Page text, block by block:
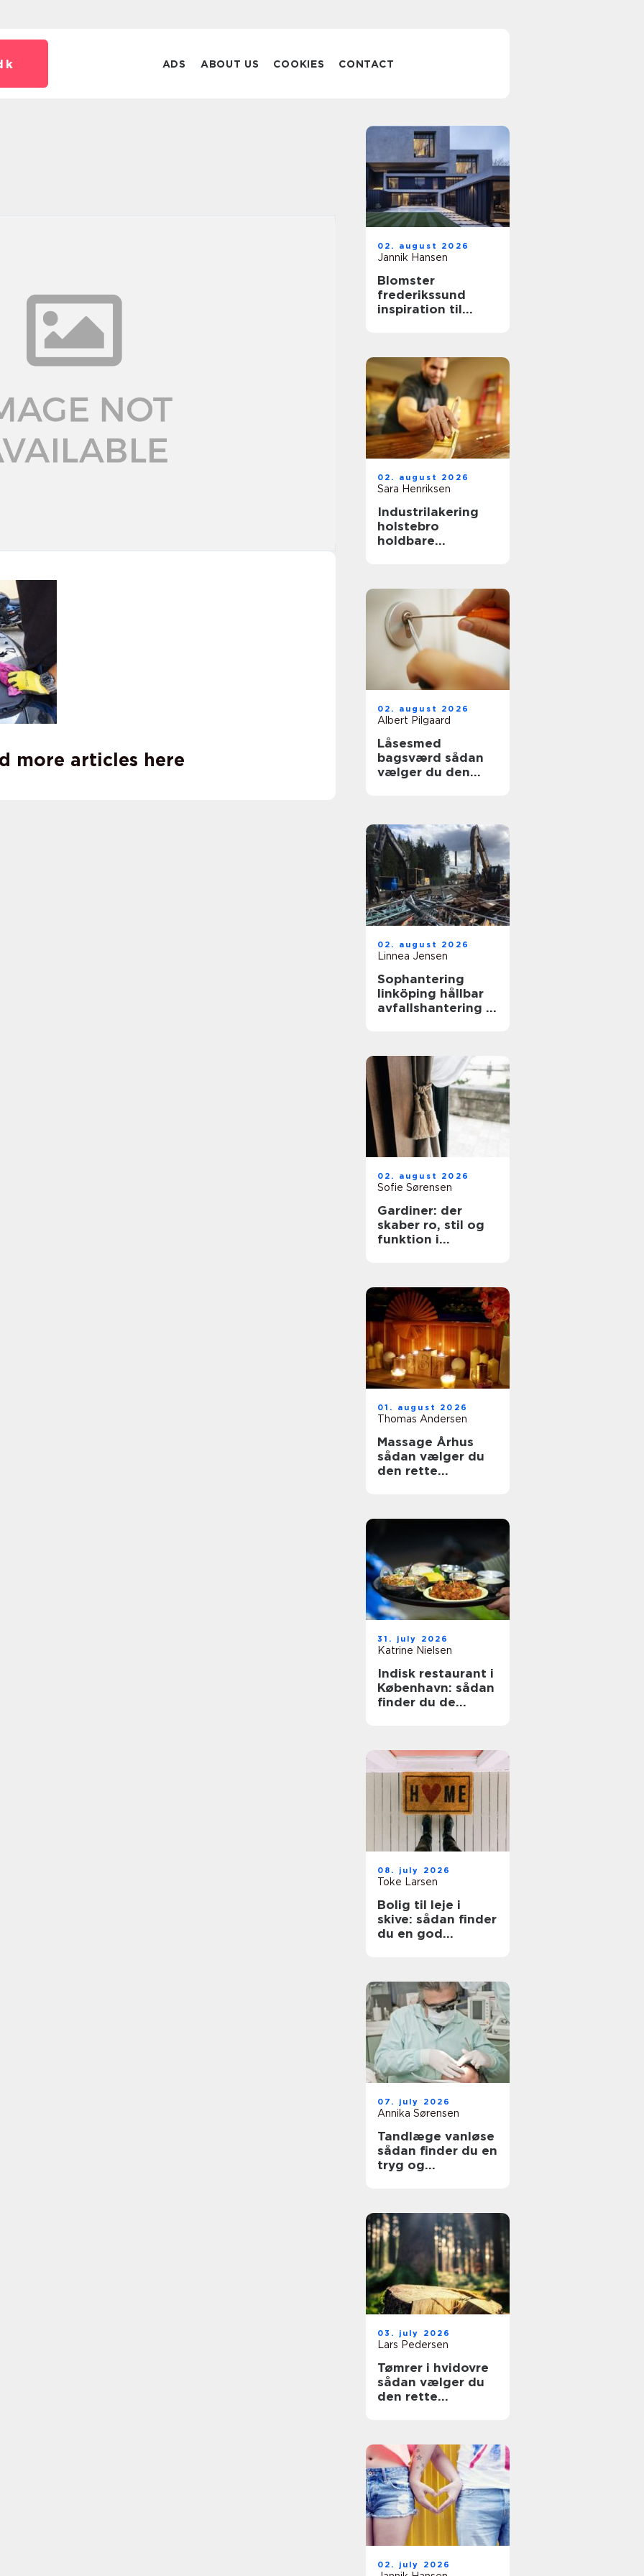
ADS ABOUT US COOKIES CONTACT
more articles here
02. august 2026
Jannik Hansen
Blomster
frederikssund
inspiration til
02. august 2026
Sara Henriksen
Industrilakering
holstebro
holdbare
02. august 2026
Albert Pilgaard
Låsesmed
bagsværd sådan
vælger du den
02. august 2026
Linnea Jensen
Sophantering
linköping hållbar
avfallshantering i
02. august 2026
Sofie Sørensen
Gardiner: der
skaber ro, stil og
funktion i
01. august 2026
Thomas Andersen
Massage Århus
sådan vælger du
den rette
31. july 2026
Katrine Nielsen
Indisk restaurant i
København: sådan
finder du de
08. july 2026
Toke Larsen
Bolig til leje i
skive: sådan finder
du en god
07. july 2026
Annika Sørensen
Tandlæge vanløse
sådan finder du en
tryg og
03. july 2026
Lars Pedersen
Tømrer i hvidovre
sådan vælger du
den rette
02. july 2026